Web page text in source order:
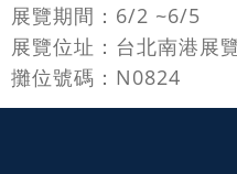
展覽期間：6/2 ~6/5
展覽位址：台北南港展
攤位號碼：N0824